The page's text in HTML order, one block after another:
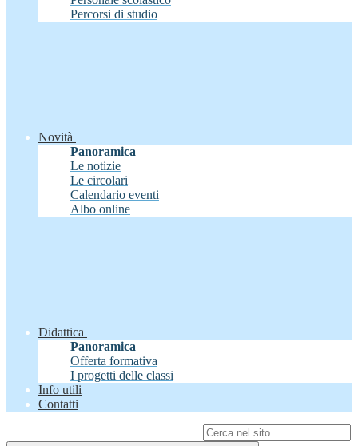
Percorsi di studio
Novità
Panoramica
Le notizie
Le circolari
Calendario eventi
Albo online
Didattica
Panoramica
Offerta formativa
I progetti delle classi
Info utili
Contatti